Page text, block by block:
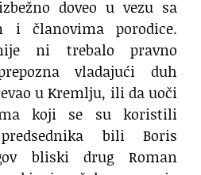
doveo u vezu sa
i članovima porodice.
ni trebalo pravno
vladajući duh
u Kremlju, ili da uoči
koji se su koristili
predsednika bili Boris
bliski drug Roman